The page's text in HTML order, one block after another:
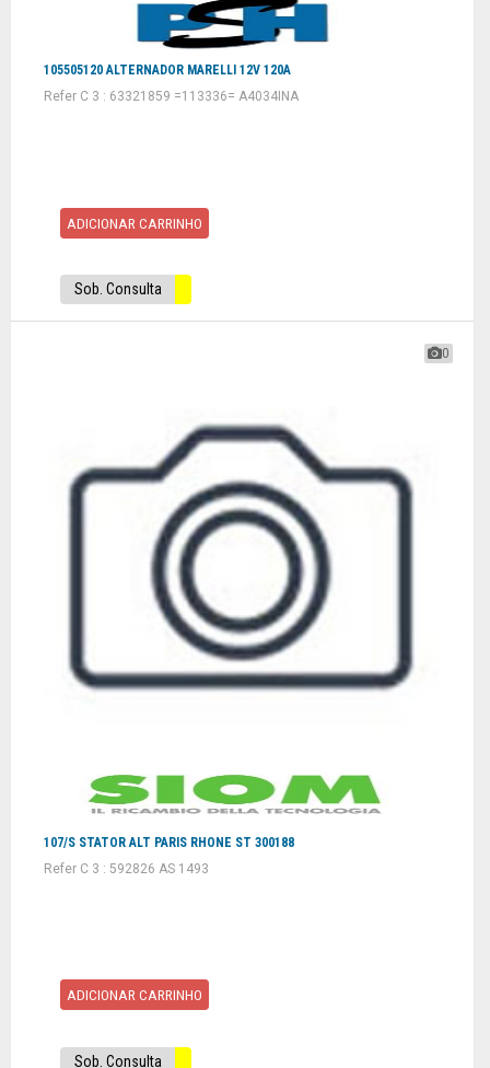
105505120 ALTERNADOR MARELLI 12V 120A
Refer C 3 : 63321859 =113336= A4034INA
ADICIONAR CARRINHO
Sob. Consulta
0
107/S STATOR ALT PARIS RHONE ST 300188
Refer C 3 : 592826 AS 1493
ADICIONAR CARRINHO
Sob. Consulta